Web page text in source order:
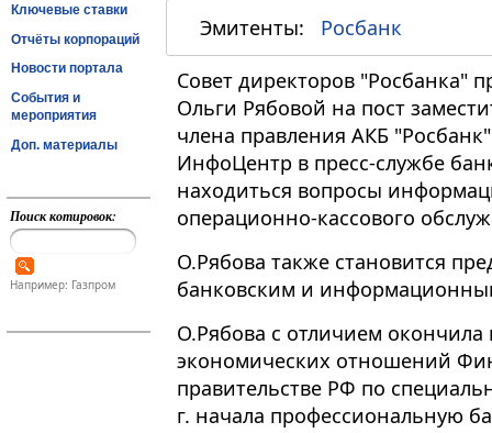
Ключевые ставки
Отчёты корпораций
Новости портала
События и
мероприятия
Доп. материалы
Поиск котировок:
Например: Газпром
Эмитенты: Росбанк
Совет директоров "Росбанка"
Ольги Рябовой на пост
члена правления АКБ
ИнфоЦентр в пресс-службе
находиться вопросы
операционно-кассового
О.Рябова также становится
банковским и
О.Рябова с отличием
экономических отношений
правительстве РФ по
г. начала профессиональную